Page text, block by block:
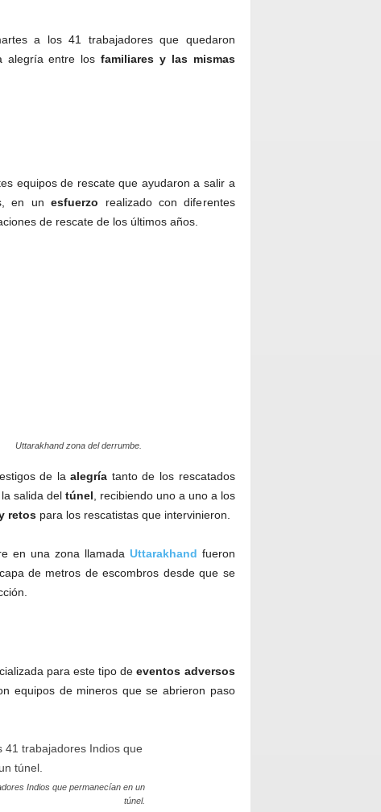
a los 41 trabajadores que quedaron
alegría entre losfamiliares y las mismas
equipos de rescate que ayudaron a salir a
en unesfuerzo realizado con diferentes
de rescate de los últimos años.
Uttarakhand zona del derrumbe.
de laalegría tanto de los rescatados
salida del túnel , recibiendo uno a uno a los
retospara los rescatistas que intervinieron.
en una zona llamada Uttarakhand fueron
de metros de escombros desde que se
para este tipo deeventos adversos
equipos de mineros que se abrieron paso
Indios que permanecían en un
túnel.